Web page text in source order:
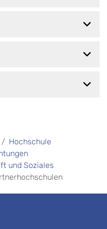
Hochschule
und Soziales